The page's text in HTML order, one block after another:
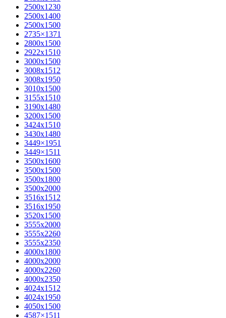
2500х1230
2500х1400
2500х1500
2735×1371
2800х1500
2922х1510
3000х1500
3008х1512
3008х1950
3010х1500
3155х1510
3190х1480
3200х1500
3424х1510
3430х1480
3449×1951
3449×1511
3500x1600
3500х1500
3500х1800
3500х2000
3516х1512
3516х1950
3520х1500
3555х2000
3555х2260
3555х2350
4000х1800
4000х2000
4000х2260
4000х2350
4024х1512
4024х1950
4050х1500
4587×1511